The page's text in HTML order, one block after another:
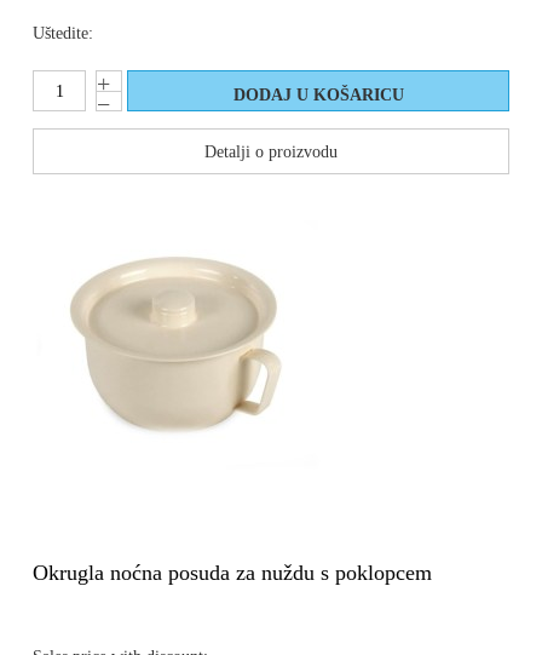
Uštedite:
Detalji o proizvodu
Okrugla noćna posuda za nuždu s poklopcem